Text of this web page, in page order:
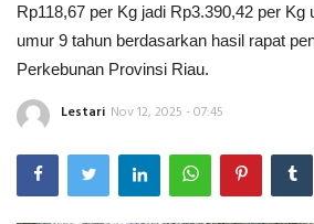
EKSBIS
PSPS PEKANBARU
LIFESTYLE
INDEKS
Rp118,67 per Kg jadi Rp3.390,42 per Kg
umur 9 tahun berdasarkan hasil rapat
Perkebunan Provinsi Riau.
Lestari Nov 12, 2025 - 07:45